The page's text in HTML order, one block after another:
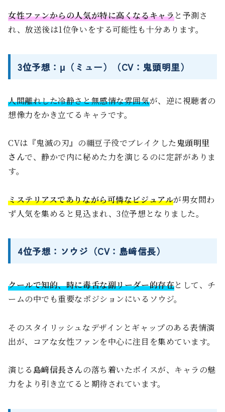
女性ファンからの人気が特に高くなるキャラと予測さ
れ、放送後は1位争いをする可能性も十分あります。
3位予想：μ（ミュー）（CV：鬼頭明里）
人間離れした冷静さと無感情な雰囲気が、逆に視聴者の
想像力をかき立てるキャラです。
CVは『鬼滅の刃』の禰豆子役でブレイクした鬼頭明里
さんで、静かで内に秘めた力を演じるのに定評がありま
す。
ミステリアスでありながら可憐なビジュアルが男女問わ
ず人気を集めると見込まれ、3位予想となりました。
4位予想：ソウジ（CV：島﨑信長）
クールで知的、時に毒舌な副リーダー的存在として、チ
ームの中でも重要なポジションにいるソウジ。
そのスタイリッシュなデザインとギャップのある表情演
出が、コアな女性ファンを中心に注目を集めています。
演じる 島﨑信長さんの落ち着いたボイスが、キャラの魅
力をより引き立てると期待されています。